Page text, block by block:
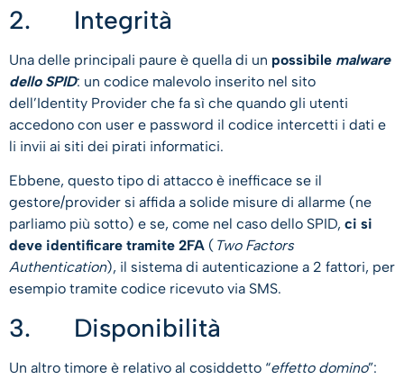
2. Integrità
Una delle principali paure è quella di un possibile malware
dello SPID: un codice malevolo inserito nel sito
dell’Identity Provider che fa sì che quando gli utenti
accedono con user e password il codice intercetti i dati e
li invii ai siti dei pirati informatici.
Ebbene, questo tipo di attacco è inefficace se il
gestore/provider si affida a solide misure di allarme (ne
parliamo più sotto) e se, come nel caso dello SPID, ci si
deve identificare tramite 2FA ( Two Factors
Authentication), il sistema di autenticazione a 2 fattori, per
esempio tramite codice ricevuto via SMS.
3. Disponibilità
Un altro timore è relativo al cosiddetto “effetto domino”: